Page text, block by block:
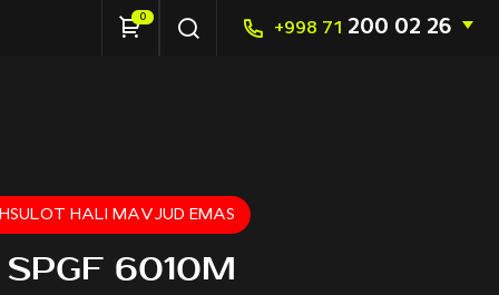
0
+998 71 200 02 26
HALI MAVJUD EMAS
6010M